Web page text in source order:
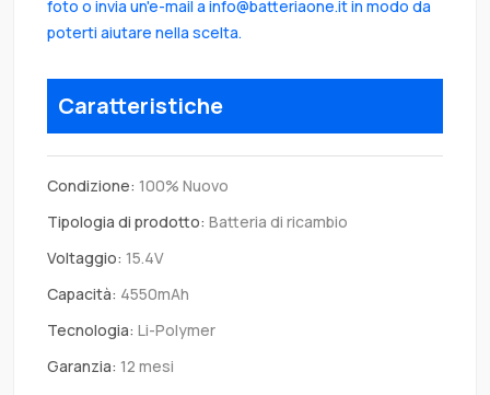
foto o invia un'e-mail a info@batteriaone.it in modo da
poterti aiutare nella scelta.
Caratteristiche
Condizione: 100% Nuovo
Tipologia di prodotto: Batteria di ricambio
Voltaggio: 15.4V
Capacità: 4550mAh
Tecnologia: Li-Polymer
Garanzia: 12 mesi